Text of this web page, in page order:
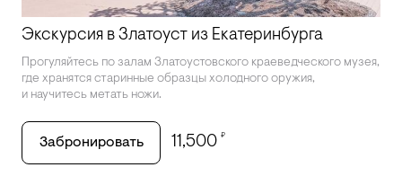
Экскурсия в Златоуст из Екатеринбурга
Прогуляйтесь по залам Златоустовского краеведческого музея,
где хранятся старинные образцы холодного оружия,
и научитесь метать ножи.
Забронировать 11,500 ₽